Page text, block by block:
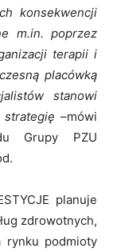
konsekwencji
m.in. poprzez
terapii i
placówką
stanowi
–mówi
Grupy PZU
planuje
zdrowotnych,
rynku podmioty